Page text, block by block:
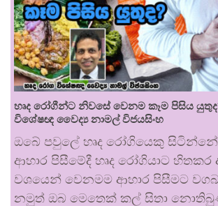
හෘද රෝගීන්ට නිවසේ වෙනම කෑම පිසිය
විශේෂඥ වෛද්‍ය නාමල් විජයසිංහ
ඔබේ පවුලේ හෘද රෝගියෙකු
ආහාර පිසීමේදී හෘද රෝගියාට හිතකර
වශයෙන් වෙනමම ආහාර පිසීමට
නමුත් ඔබ මෙතෙක් කල් සිතා